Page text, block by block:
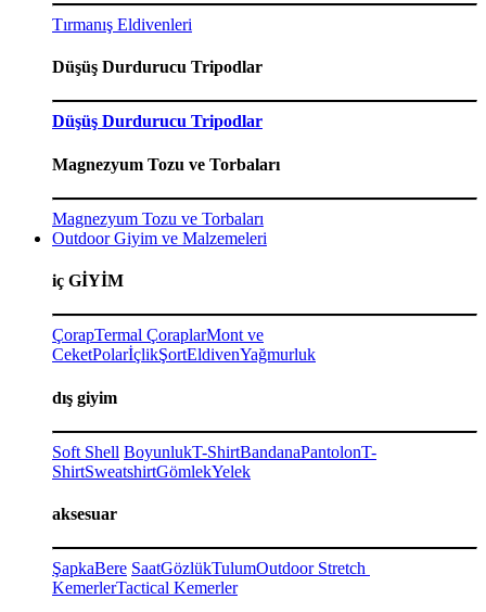
Tırmanış Eldivenleri
Düşüş Durdurucu Tripodlar
Düşüş Durdurucu Tripodlar
Magnezyum Tozu ve Torbaları
Magnezyum Tozu ve Torbaları
Outdoor Giyim ve Malzemeleri
iç GİYİM
ÇorapTermal ÇoraplarMont ve
CeketPolarİçlikŞortEldivenYağmurluk
dış giyim
Soft Shell BoyunlukT-ShirtBandanaPantolonT-
ShirtSweatshirtGömlekYelek
aksesuar
ŞapkaBere SaatGözlükTulumOutdoor Stretch
KemerlerTactical Kemerler